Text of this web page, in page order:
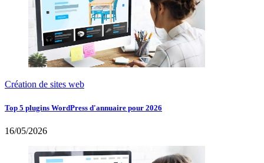
Création de sites web
Top 5 plugins WordPress d'annuaire pour 2026
16/05/2026